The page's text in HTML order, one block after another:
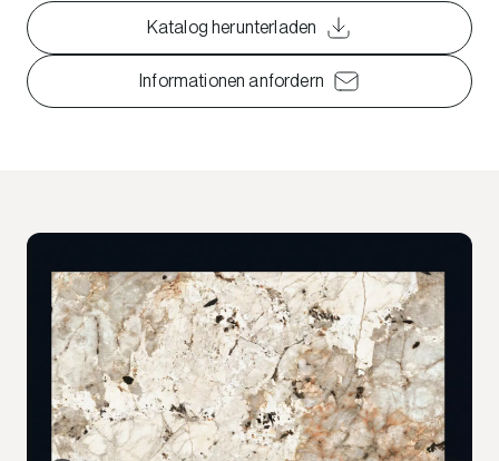
Katalog herunterladen
Informationen anfordern